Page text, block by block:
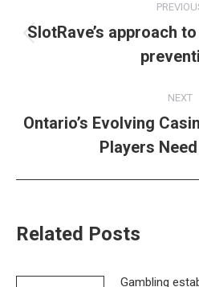
navigation
SlotRave’s approach
NEXT
Next
Ontario’s Evolving
Players
Related Posts
Gambling